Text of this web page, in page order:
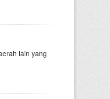
lain yang